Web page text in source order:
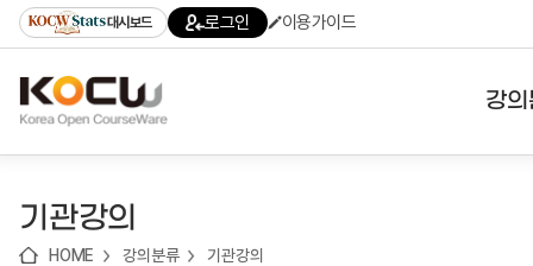
기
기
기
content)
가
대시보드 로그인 이용가이드
강
기관강의
HOME 강의분류 기관강의